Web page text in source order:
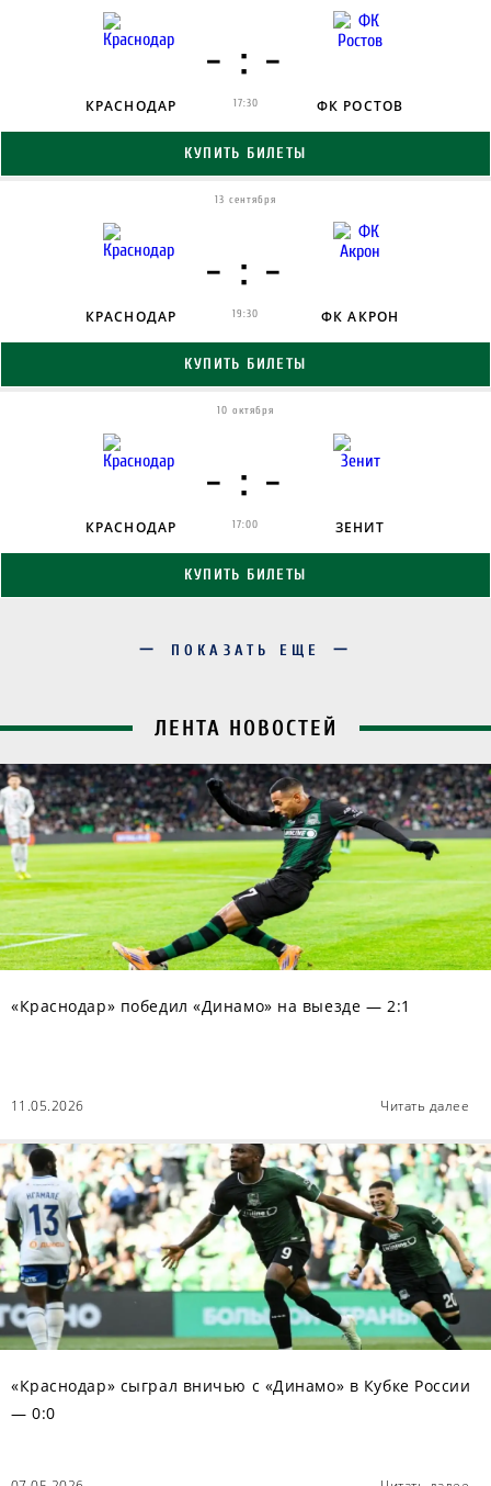
КРАСНОДАР
- : -
ФК РОСТОВ
17:30
КУПИТЬ БИЛЕТЫ
13 сентября
КРАСНОДАР
- : -
ФК АКРОН
19:30
КУПИТЬ БИЛЕТЫ
10 октября
КРАСНОДАР
- : -
ЗЕНИТ
17:00
КУПИТЬ БИЛЕТЫ
ПОКАЗАТЬ ЕЩЕ
ЛЕНТА НОВОСТЕЙ
«Краснодар» победил «Динамо» на выезде — 2:1
11.05.2026 Читать далее
«Краснодар» сыграл вничью с «Динамо» в Кубке России
— 0:0